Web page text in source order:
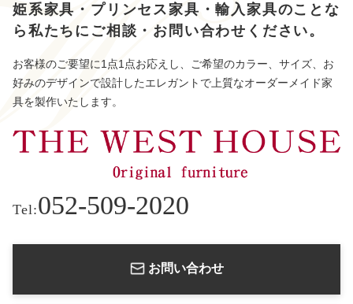
姫系家具・プリンセス家具・輸入家具のことな
ら 私たちにご相談・お問い合わせください。
お客様のご要望に1点1点お応えし、ご希望のカラー、サイズ、お
好みのデザインで設計したエレガントで上質なオーダーメイド家
具を製作いたします。
Tel:052-509-2020
お問い合わせ